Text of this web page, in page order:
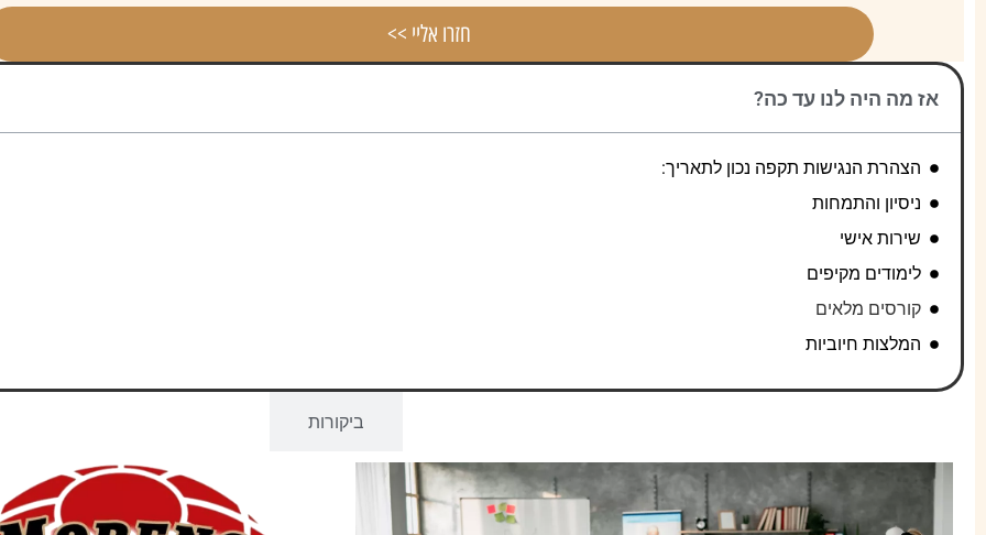
חזרו אליי >>
אז מה היה לנו עד כה?
הצהרת הנגישות תקפה נכון לתאריך:
ניסיון והתמחות
שירות אישי
לימודים מקיפים
קורסים מלאים
המלצות חיוביות
ביקורות